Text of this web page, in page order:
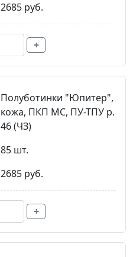
2685 руб.
+
Полуботинки "Юпитер",
кожа, ПКП МС, ПУ-ТПУ р.
46 (ЧЗ)
85 шт.
2685 руб.
+